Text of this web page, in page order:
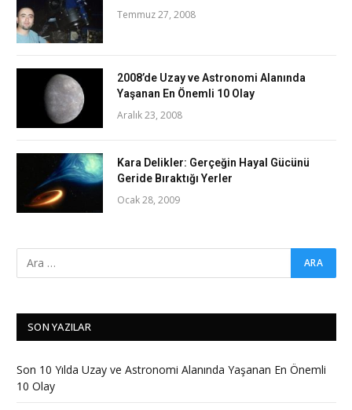
Temmuz 27, 2008
2008’de Uzay ve Astronomi Alanında
Yaşanan En Önemli 10 Olay
Aralık 23, 2008
Kara Delikler: Gerçeğin Hayal Gücünü
Geride Bıraktığı Yerler
Ocak 28, 2009
SON YAZILAR
Son 10 Yılda Uzay ve Astronomi Alanında Yaşanan En Önemli
10 Olay